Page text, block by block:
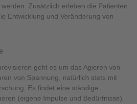
Zusätzlich erleben die Patienten
Entwicklung und Veränderung von
geht es um das Agieren von
von Spannung, natürlich stets mit
Es findet eine ständige
(eigene Impulse und Bedürfnisse)